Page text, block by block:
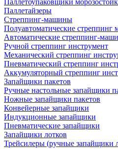
Паллетоупаковщики
Паллетайзеры
Стреппинг-машины
Полуавтоматические
Автоматические стреппинг-
Ручной стреппинг инструмент
Механический стреппинг
Пневматический стреппинг
Аккумуляторный стреппинг
Запайщики пакетов
Ручные настольные запайщики
Ножные запайщики пакетов
Конвейерные запайщики
Индукционные запайщики
Пневматические запайщики
Запайщики лотков
Трейсилеры (ручные запайщики